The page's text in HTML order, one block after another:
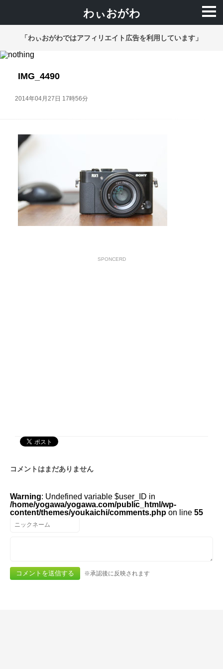
わぃおがわ
「わぃおがわではアフィリエイト広告を利用しています」
IMG_4490
2014年04月27日 17時56分
SPONCERD
コメントはまだありません
Warning: Undefined variable $user_ID in
/home/yogawa/yogawa.com/public_html/wp-
content/themes/youkaichi/comments.php on line 55
※承認後に反映されます